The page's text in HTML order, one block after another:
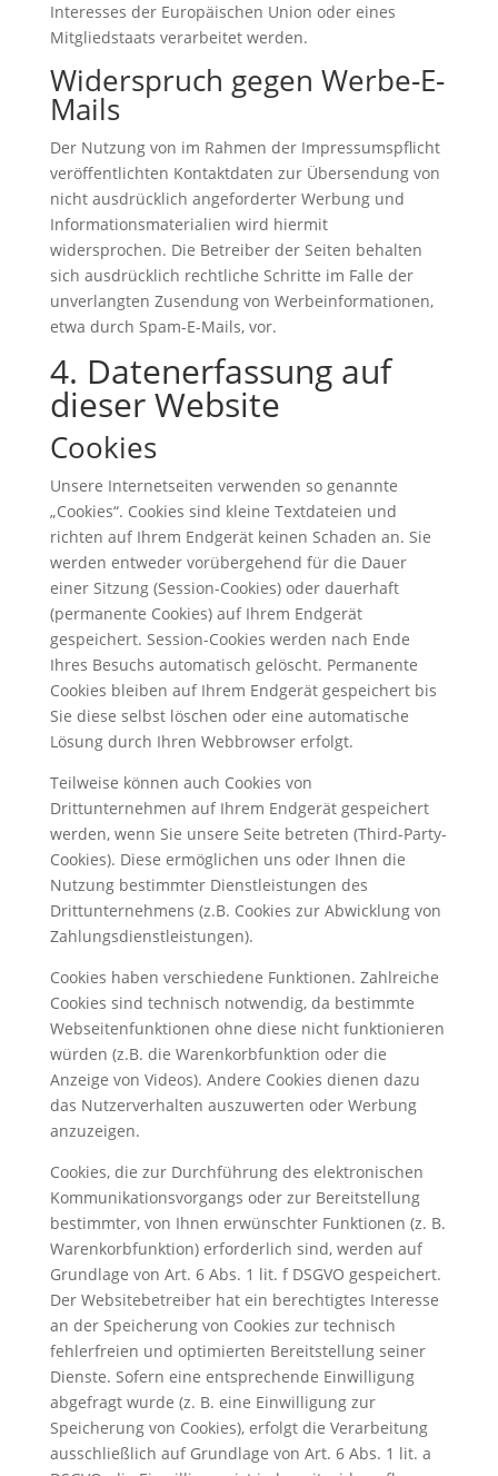
Interesses der Europäischen Union oder eines
Mitgliedstaats verarbeitet werden.
Widerspruch gegen Werbe-E-
Mails
Der Nutzung von im Rahmen der Impressumspflicht
veröffentlichten Kontaktdaten zur Übersendung von
nicht ausdrücklich angeforderter Werbung und
Informationsmaterialien wird hiermit
widersprochen. Die Betreiber der Seiten behalten
sich ausdrücklich rechtliche Schritte im Falle der
unverlangten Zusendung von Werbeinformationen,
etwa durch Spam-E-Mails, vor.
4. Datenerfassung auf
dieser Website
Cookies
Unsere Internetseiten verwenden so genannte
„Cookies“. Cookies sind kleine Textdateien und
richten auf Ihrem Endgerät keinen Schaden an. Sie
werden entweder vorübergehend für die Dauer
einer Sitzung (Session-Cookies) oder dauerhaft
(permanente Cookies) auf Ihrem Endgerät
gespeichert. Session-Cookies werden nach Ende
Ihres Besuchs automatisch gelöscht. Permanente
Cookies bleiben auf Ihrem Endgerät gespeichert bis
Sie diese selbst löschen oder eine automatische
Lösung durch Ihren Webbrowser erfolgt.
Teilweise können auch Cookies von
Drittunternehmen auf Ihrem Endgerät gespeichert
werden, wenn Sie unsere Seite betreten (Third-Party-
Cookies). Diese ermöglichen uns oder Ihnen die
Nutzung bestimmter Dienstleistungen des
Drittunternehmens (z.B. Cookies zur Abwicklung von
Zahlungsdienstleistungen).
Cookies haben verschiedene Funktionen. Zahlreiche
Cookies sind technisch notwendig, da bestimmte
Webseitenfunktionen ohne diese nicht funktionieren
würden (z.B. die Warenkorbfunktion oder die
Anzeige von Videos). Andere Cookies dienen dazu
das Nutzerverhalten auszuwerten oder Werbung
anzuzeigen.
Cookies, die zur Durchführung des elektronischen
Kommunikationsvorgangs oder zur Bereitstellung
bestimmter, von Ihnen erwünschter Funktionen (z. B.
Warenkorbfunktion) erforderlich sind, werden auf
Grundlage von Art. 6 Abs. 1 lit. f DSGVO gespeichert.
Der Websitebetreiber hat ein berechtigtes Interesse
an der Speicherung von Cookies zur technisch
fehlerfreien und optimierten Bereitstellung seiner
Dienste. Sofern eine entsprechende Einwilligung
abgefragt wurde (z. B. eine Einwilligung zur
Speicherung von Cookies), erfolgt die Verarbeitung
ausschließlich auf Grundlage von Art. 6 Abs. 1 lit. a